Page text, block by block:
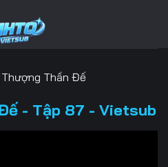
Thượng Thần Đế
- Tập 87 - Vietsub